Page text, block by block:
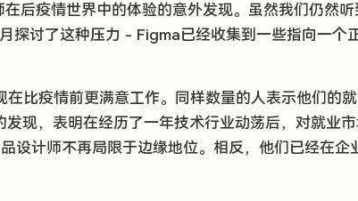
后疫情世界中的体验的意外发现。虽然我们仍然听
探讨了这种压力 - Figma已经收集到一些指向一个
比疫情前更满意工作。同样数量的人表示他们的
现，表明在经历了一年技术行业动荡后，对就业
设计师不再局限于边缘地位。相反，他们已经在企